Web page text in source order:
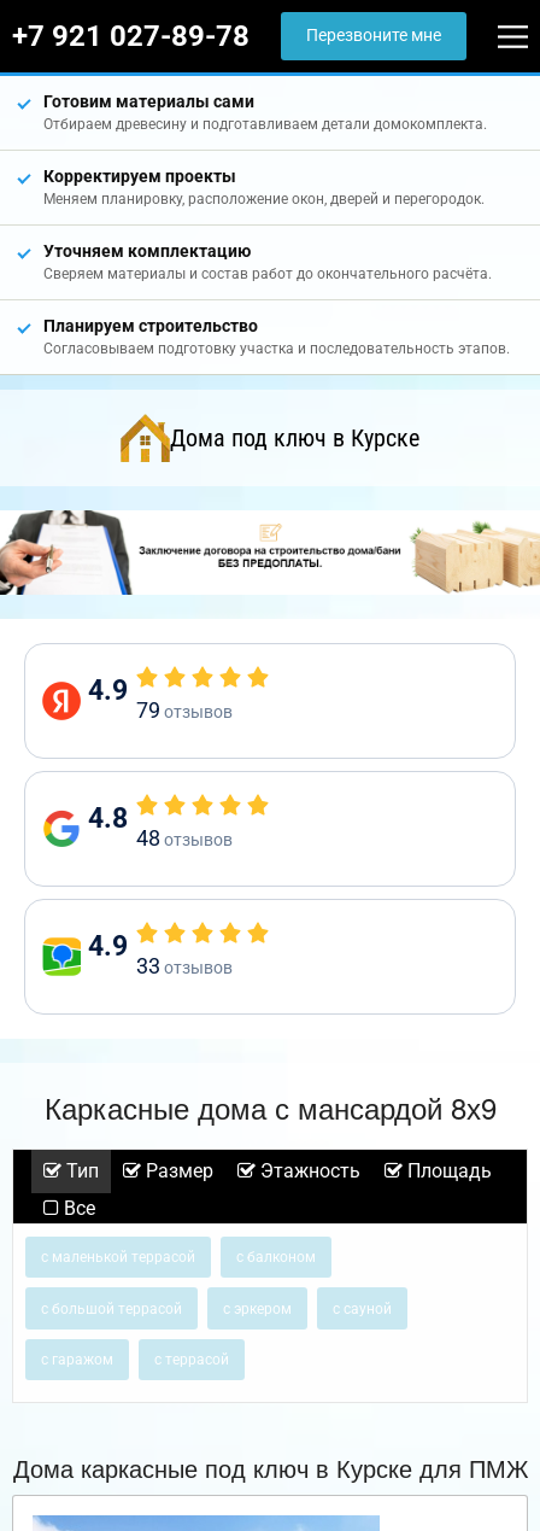
+7 921 027-89-78 Перезвоните мне
Готовим материалы сами
Отбираем древесину и подготавливаем детали домокомплекта.
Корректируем проекты
Меняем планировку, расположение окон, дверей и перегородок.
Уточняем комплектацию
Сверяем материалы и состав работ до окончательного расчёта.
Планируем строительство
Согласовываем подготовку участка и последовательность этапов.
Дома под ключ в Курске
4.9
79 отзывов
4.8
48 отзывов
4.9
33 отзывов
Каркасные дома с мансардой 8х9
Тип Размер Этажность
Площадь
Все
с маленькой террасой с балконом
с большой террасой с эркером с сауной
с гаражом с террасой
Дома каркасные под ключ в Курске для ПМЖ